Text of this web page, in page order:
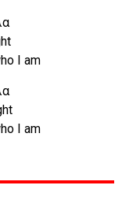
I am
I am